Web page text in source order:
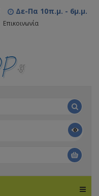
Δε-Πα 10π.μ. - 6μ.μ.
Επικοινωνία